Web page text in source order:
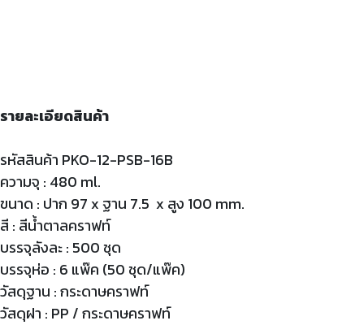
รายละเอียดสินค้า
รหัสสินค้า PKO-12-PSB-16B
ความจุ : 480 ml.
ขนาด : ปาก 97 x ฐาน 7.5 x สูง 100 mm.
สี : สีน้ำตาลคราฟท์
บรรจุลังละ : 500 ชุด
บรรจุห่อ : 6 แพ๊ค (50 ชุด/แพ๊ค)
วัสดุฐาน : กระดาษคราฟท์
วัสดุฝา : PP / กระดาษคราฟท์